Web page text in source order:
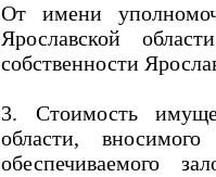
От имени
Ярославской
собственности
3. Стоимость
области,
обеспечиваемого